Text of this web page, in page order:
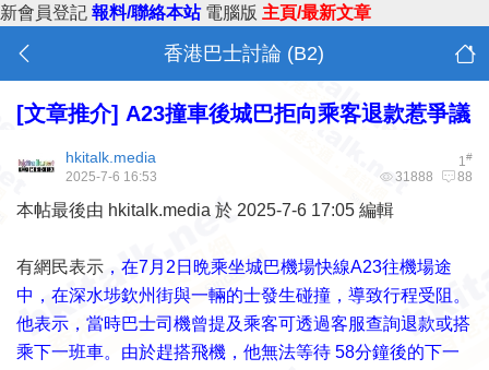
新會員登記 報料/聯絡本站 電腦版 主頁/最新文章
香港巴士討論 (B2)
[文章推介] A23撞車後城巴拒向乘客退款惹爭議
1#
hkitalk.media
31888 88
2025-7-6 16:53
本帖最後由 hkitalk.media 於 2025-7-6 17:05 編輯
有網民表示 ，在7月2日晩乘坐城巴機場快線A23往機場途
中，在深水埗欽州街與一輛的士發生碰撞，導致行程受阻。
他表示，當時巴士司機曾提及乘客可透過客服查詢退款或搭
乘下一班車。由於趕搭飛機，他無法等待 58分鐘後的下一